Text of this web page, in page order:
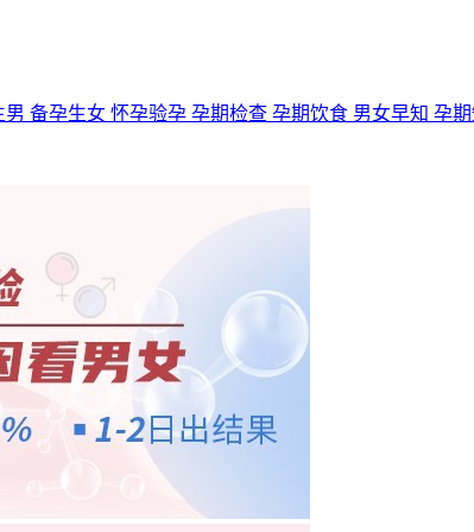
男 备孕生女 怀孕验孕 孕期检查 孕期饮食 男女早知 孕